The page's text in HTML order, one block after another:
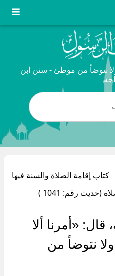
ولا نتوضأ من موطئ - سنن ابن
كتاب إقامة الصلاة والسنة فيها
رقم: 1041 )
قال: «أمرنا ألا
نتوضأ من